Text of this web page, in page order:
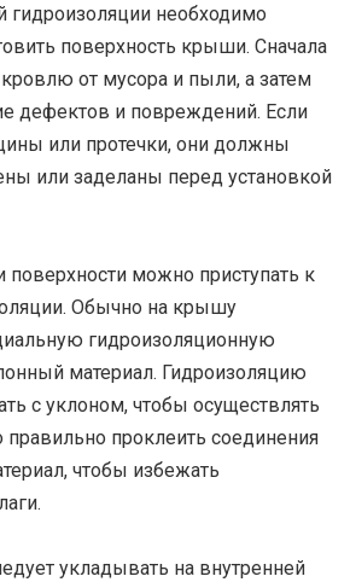
гидроизоляции необходимо
поверхность крыши. Сначала
кровлю от мусора и пыли, а затем
дефектов и повреждений. Если
или протечки, они должны
или заделаны перед установкой
поверхности можно приступать к
Обычно на крышу
гидроизоляционную
материал. Гидроизоляцию
с уклоном, чтобы осуществлять
правильно проклеить соединения
чтобы избежать
укладывать на внутренней